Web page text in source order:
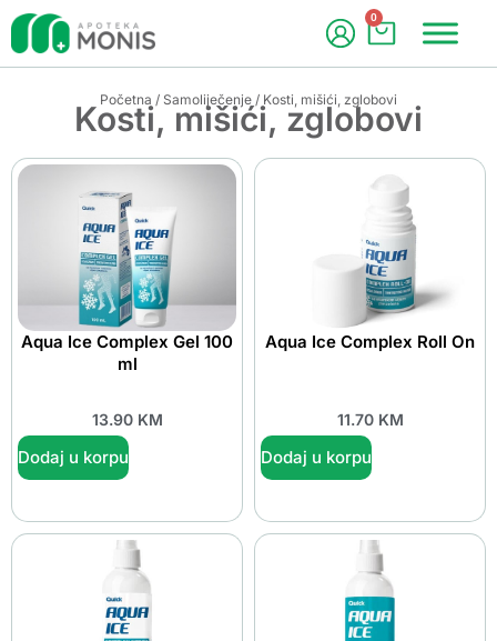
0
Početna / Samoliječenje / Kosti, mišići, zglobovi
Kosti, mišići, zglobovi
Aqua Ice Complex Gel 100
ml
13.90 KM
Dodaj u korpu
Aqua Ice Complex Roll On
11.70 KM
Dodaj u korpu